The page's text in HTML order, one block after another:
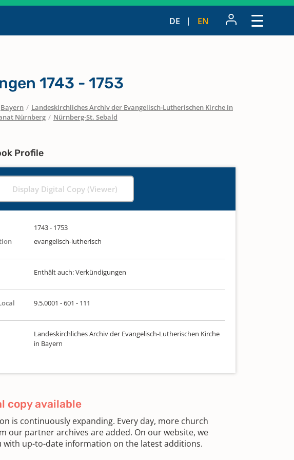
DE EN
1743 - 1753
Bayern / Landeskirchliches Archiv der Evangelisch-Lutherischen Kirche in
Nürnberg / Nürnberg-St. Sebald
Profile
Display Digital Copy (Viewer)
1743 - 1753
evangelisch-lutherisch
Enthält auch: Verkündigungen
9.5.0001 - 601 - 111
Landeskirchliches Archiv der Evangelisch-Lutherischen Kirche
in Bayern
copy available
is continuously expanding. Every day, more church
our partner archives are added. On our website, we
with up-to-date information on the latest additions.